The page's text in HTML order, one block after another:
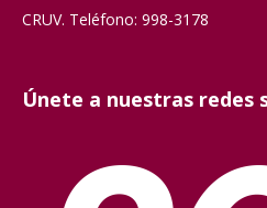
CRUV. Teléfono: 998-3178
Únete a nuestras redes